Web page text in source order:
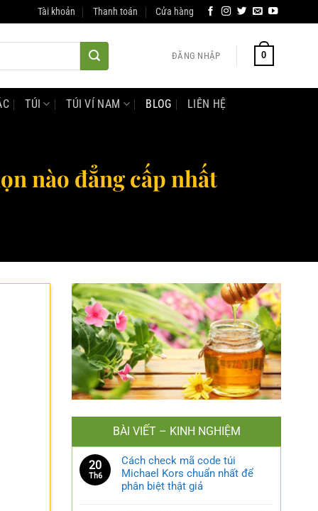
Tài khoản Thanh toán Cửa hàng
ĐĂNG NHẬP 0
TÚI TÚI VÍ NAM BLOG LIÊN HỆ
nào đẳng cấp nhất
BÀI VIẾT – KINH NGHIỆM
20
Th6
Cách check mã code túi
Michael Kors chuẩn nhất để
phân biệt thật giả